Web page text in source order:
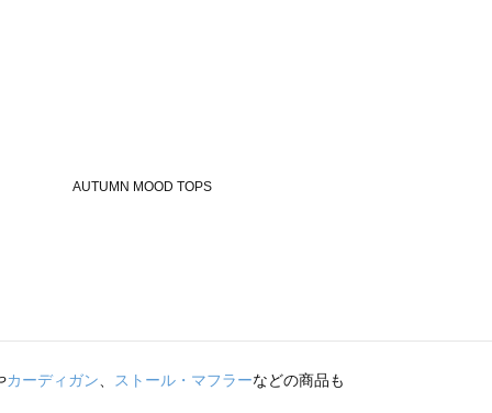
カーディガン ストール・マフラーなどの商品も